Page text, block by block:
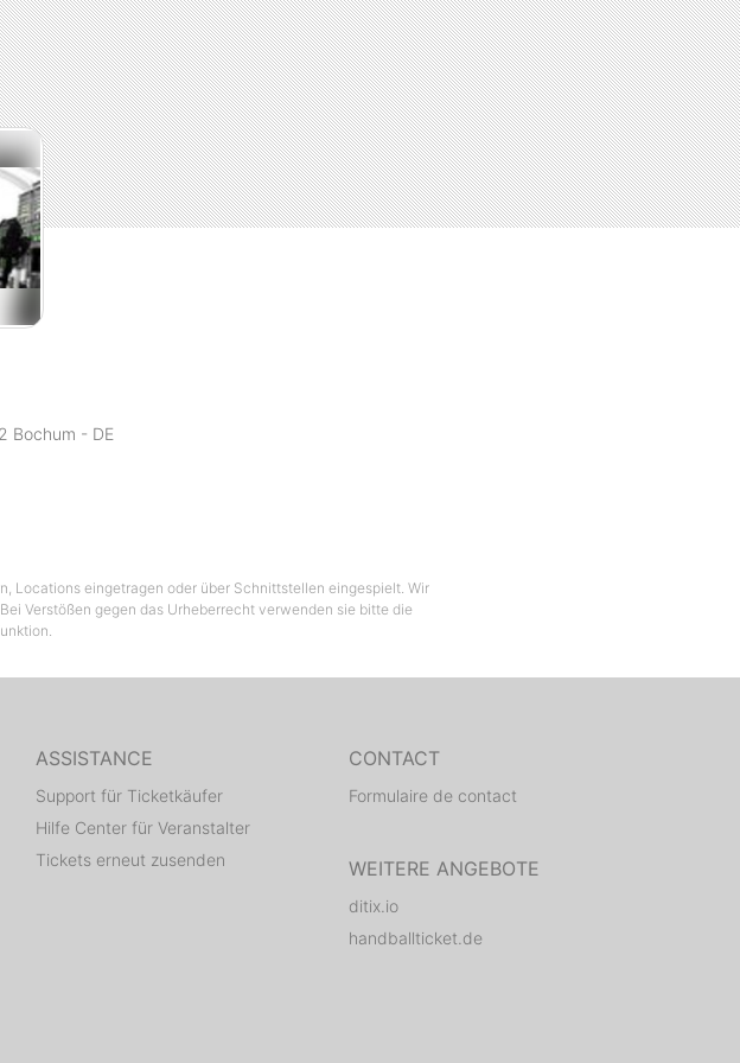
Bochum - DE
Locations eingetragen oder über Schnittstellen eingespielt. Wir
Verstößen gegen das Urheberrecht verwenden sie bitte die
ASSISTANCE
Support für Ticketkäufer
Hilfe Center für Veranstalter
Tickets erneut zusenden
CONTACT
Formulaire de contact
WEITERE ANGEBOTE
ditix.io
handballticket.de